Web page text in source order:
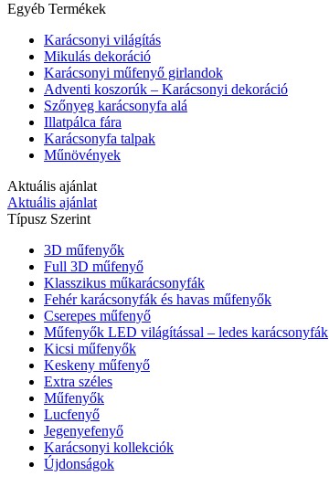
Egyéb Termékek
Karácsonyi világítás
Mikulás dekoráció
Karácsonyi műfenyő girlandok
Adventi koszorúk – Karácsonyi dekoráció
Szőnyeg karácsonyfa alá
Illatpálca fára
Karácsonyfa talpak
Műnövények
Aktuális ajánlat
Aktuális ajánlat
Típusz Szerint
3D műfenyők
Full 3D műfenyő
Klasszikus műkarácsonyfák
Fehér karácsonyfák és havas műfenyők
Cserepes műfenyő
Műfenyők LED világítással – ledes karácsonyfák
Kicsi műfenyők
Keskeny műfenyő
Extra széles
Műfenyők
Lucfenyő
Jegenyefenyő
Karácsonyi kollekciók
Újdonságok